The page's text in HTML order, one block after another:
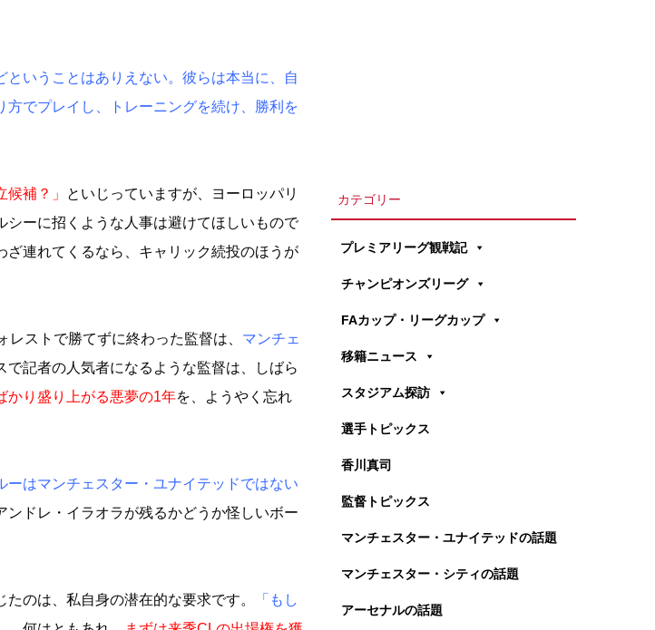
ということはありえない。彼らは本当に、自
でプレイし、トレーニングを続け、勝利を
補？」
といじっていますが、ヨーロッパリ
ーに招くような人事は避けてほしいもので
ざ連れてくるなら、キャリック続投のほうが
ストで勝てずに終わった監督は、 マンチェ
で記者の人気者になるような監督は、しばら
かり盛り上がる悪夢の1年を、ようやく忘れ
ーはマンチェスター・ユナイテッドではない
ンドレ・イラオラが残るかどうか怪しいボー
のは、私自身の潜在的な要求です。
「もし
カテゴリー
プレミアリーグ観戦記
チャンピオンズリーグ
FAカップ・リーグカップ
移籍ニュース
スタジアム探訪
選手トピックス
香川真司
監督トピックス
マンチェスター・ユナイテッドの話題
マンチェスター・シティの話題
アーセナルの話題